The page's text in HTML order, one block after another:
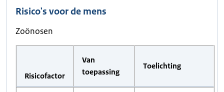
Risico's voor de mens
Zoönosen
Risicofactor
Van
toepassing
Toelichting